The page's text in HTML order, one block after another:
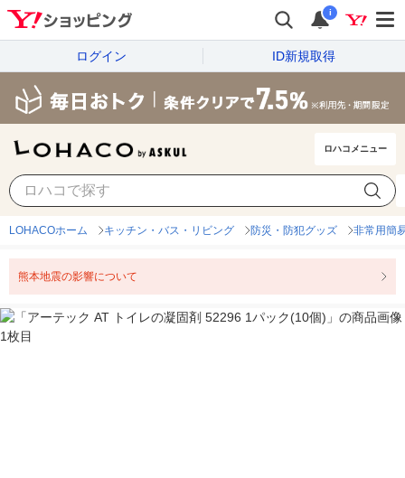
i
ログイン ID新規取得
ロハコメニュー
LOHACOホーム キッチン・バス・リビング 防災・防犯グッズ 非常用簡
熊本地震の影響について